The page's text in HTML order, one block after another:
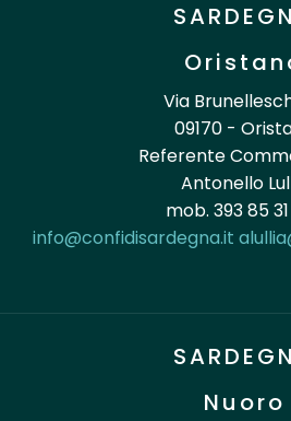
Via
09170 -
Referente
Antonello
mob. 393 85
info@confidisardegna.it
Nuoro